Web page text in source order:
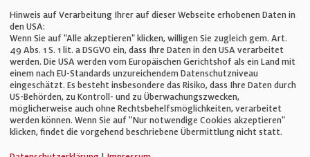
Cookie-Einstellungen
AGB
© Verlag für Fachpublizistik GmbH
Hinweis auf Verarbeitung Ihrer auf dieser Webseite erhobenen Daten in
den USA:
Wenn Sie auf "Alle akzeptieren" klicken, willigen Sie zugleich gem. Art.
49 Abs. 1 S. 1 lit. a DSGVO ein, dass Ihre Daten in den USA verarbeitet
werden. Die USA werden vom Europäischen Gerichtshof als ein Land mit
einem nach EU-Standards unzureichendem Datenschutzniveau
eingeschätzt. Es besteht insbesondere das Risiko, dass Ihre Daten durch
US-Behörden, zu Kontroll- und zu Überwachungszwecken,
möglicherweise auch ohne Rechtsbehelfsmöglichkeiten, verarbeitet
werden können. Wenn Sie auf "Nur notwendige Cookies akzeptieren"
klicken, findet die vorgehend beschriebene Übermittlung nicht statt.